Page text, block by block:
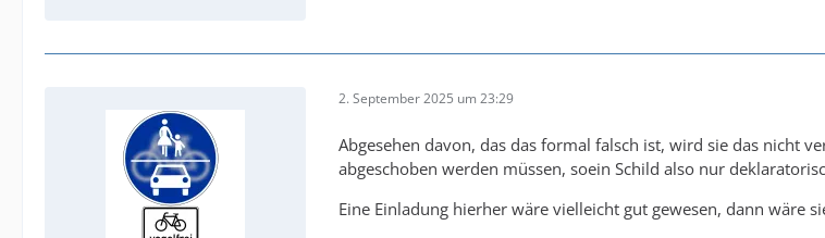
2. September 2025 um 23:29
Abgesehen davon, das das formal falsch ist, wird sie das nicht
abgeschoben werden müssen, soein Schild also nur
Eine Einladung hierher wäre vielleicht gut gewesen, dann wäre